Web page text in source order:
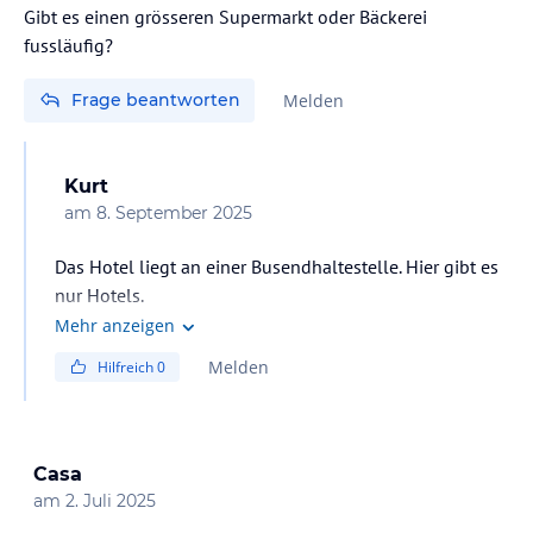
- Spezielle Sportprogramme 6-mal pro Woche
- Outdoor
Hotelterrasse macht Ihren Urlaub noch entspannter und
angenehmer (nur in der Hauptsaison).
AUSSENPOOLS
- Neuer Infinity-Pool im Freien (135 m2)
- Infinity-Pool im Freien (220 m2)
- Sonnenliegen und -schirme
- Sonnenbadebereich in Meeresnähe
- Badetücher
INNENPOOL
Gibt es einen grösseren Supermarkt oder Bäckerei
fussläufig?
Frage beantworten Melden
Kurt
am 8. September 2025
Das Hotel liegt an einer Busendhaltestelle. Hier gibt es
nur Hotels.
Mehr anzeigen
Hilfreich0 Melden
Casa
am 2. Juli 2025